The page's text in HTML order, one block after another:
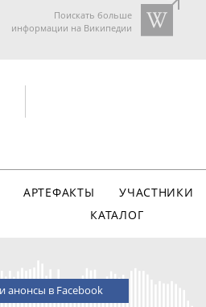
Поискать больше
информации на Википедии
АРТЕФАКТЫ
УЧАСТНИКИ
КАТАЛОГ
анонсы в Facebook